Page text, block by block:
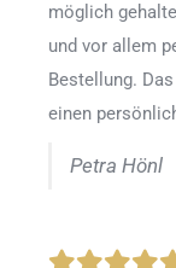
möglich
und vor allem
Bestellung.
einen
Petra Hönl